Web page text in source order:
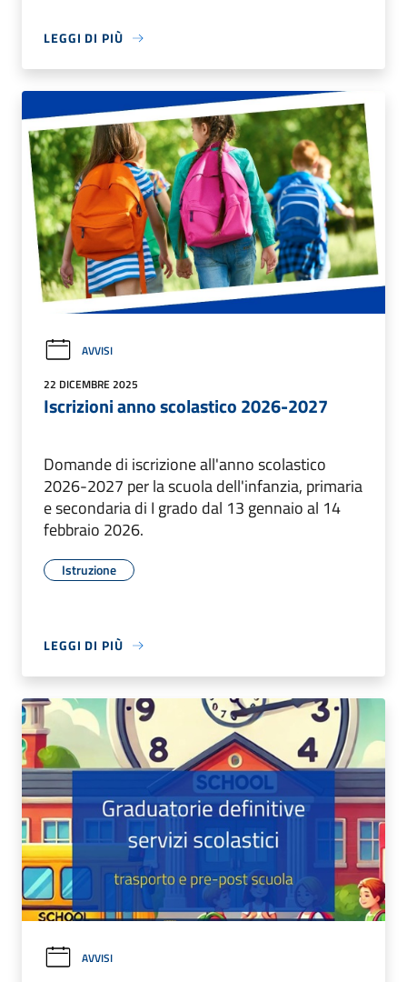
LEGGI DI PIÙ
AVVISI
22 DICEMBRE 2025
Iscrizioni anno scolastico 2026-2027
Domande di iscrizione all'anno scolastico
2026-2027 per la scuola dell'infanzia, primaria
e secondaria di I grado dal 13 gennaio al 14
febbraio 2026.
Istruzione
LEGGI DI PIÙ
AVVISI